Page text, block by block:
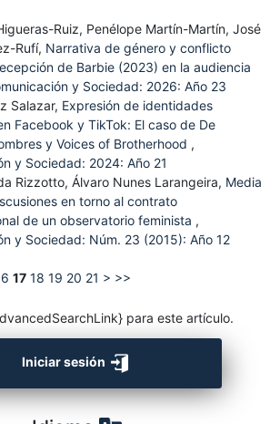
Ruiz, Penélope Martín-Martín, José
Rufí, Narrativa de género y conflicto
de Barbie (2023) en la audiencia
y Sociedad: 2026: Año 23
Salazar, Expresión de identidades
Facebook y TikTok: El caso de De
y Voices of Brotherhood ,
y Sociedad: 2024: Año 21
Rizzotto, Álvaro Nunes Larangeira, Media
en torno al contrato
de un observatorio feminista ,
y Sociedad: Núm. 23 (2015): Año 12
17 18 19 20 21 > >>
para este artículo.
Iniciar sesión